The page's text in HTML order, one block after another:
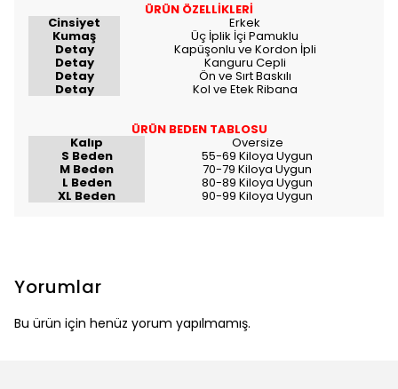
ÜRÜN ÖZELLİKLERİ
Cinsiyet Erkek
Kumaş Üç İplik İçi Pamuklu
Detay Kapüşonlu ve Kordon İpli
Detay Kanguru Cepli
Detay Ön ve Sırt Baskılı
Detay Kol ve Etek Ribana
ÜRÜN BEDEN TABLOSU
Kalıp Oversize
S Beden 55-69 Kiloya Uygun
M Beden 70-79 Kiloya Uygun
L Beden 80-89 Kiloya Uygun
XL Beden 90-99 Kiloya Uygun
Yorumlar
Bu ürün için henüz yorum yapılmamış.